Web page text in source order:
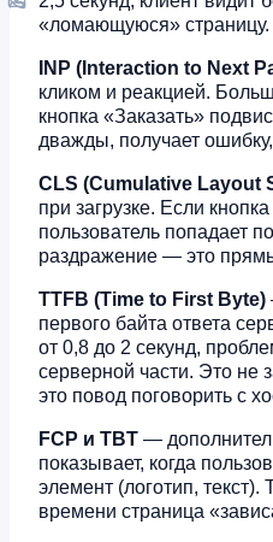
«ломающуюся»
INP (Interaction to Next
кликом и реакцией.
кнопка «Заказать»
дважды, получает ошибку,
CLS (Cumulative Layout
при загрузке. Если
пользователь попадает
раздражение — это
TTFB (Time to First Byte)
первого байта ответа
от 0,8 до 2 секунд,
серверной части. Это не
это повод поговорить с
FCP и TBT —
показывает, когда
элемент (логотип, текст).
времени страница